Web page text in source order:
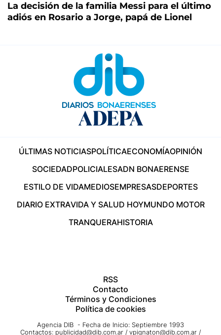
La decisión de la familia Messi para el último
adiós en Rosario a Jorge, papá de Lionel
ÚLTIMAS NOTICIASPOLÍTICAECONOMÍAOPINIÓN
SOCIEDADPOLICIALESADN BONAERENSE
ESTILO DE VIDAMEDIOSEMPRESASDEPORTES
DIARIO EXTRAVIDA Y SALUD HOYMUNDO MOTOR
TRANQUERAHISTORIA
RSS
Contacto
Términos y Condiciones
Política de cookies
Agencia DIB - Fecha de Inicio: Septiembre 1993
Contactos: publicidad@dib.com.ar / vpignaton@dib.com.ar /